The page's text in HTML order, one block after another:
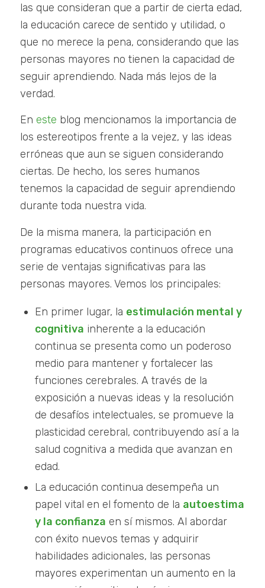
las que consideran que a partir de cierta edad,
la educación carece de sentido y utilidad, o
que no merece la pena, considerando que las
personas mayores no tienen la capacidad de
seguir aprendiendo. Nada más lejos de la
verdad.
En este blog mencionamos la importancia de
los estereotipos frente a la vejez, y las ideas
erróneas que aun se siguen considerando
ciertas. De hecho, los seres humanos
tenemos la capacidad de seguir aprendiendo
durante toda nuestra vida.
De la misma manera, la participación en
programas educativos continuos ofrece una
serie de ventajas significativas para las
personas mayores. Vemos los principales:
En primer lugar, la estimulación mental y
cognitiva inherente a la educación
continua se presenta como un poderoso
medio para mantener y fortalecer las
funciones cerebrales. A través de la
exposición a nuevas ideas y la resolución
de desafíos intelectuales, se promueve la
plasticidad cerebral, contribuyendo así a la
salud cognitiva a medida que avanzan en
edad.
La educación continua desempeña un
papel vital en el fomento de la autoestima
y la confianza en sí mismos. Al abordar
con éxito nuevos temas y adquirir
habilidades adicionales, las personas
mayores experimentan un aumento en la